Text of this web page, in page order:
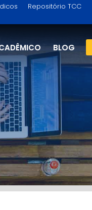
Repositório TCC
BLOG